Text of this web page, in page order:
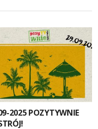
2025 POZYTYWNIE